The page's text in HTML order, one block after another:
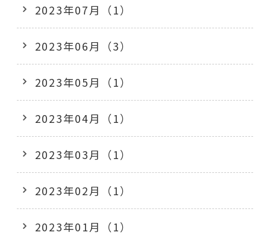
2023年07月（1）
2023年06月（3）
2023年05月（1）
2023年04月（1）
2023年03月（1）
2023年02月（1）
2023年01月（1）